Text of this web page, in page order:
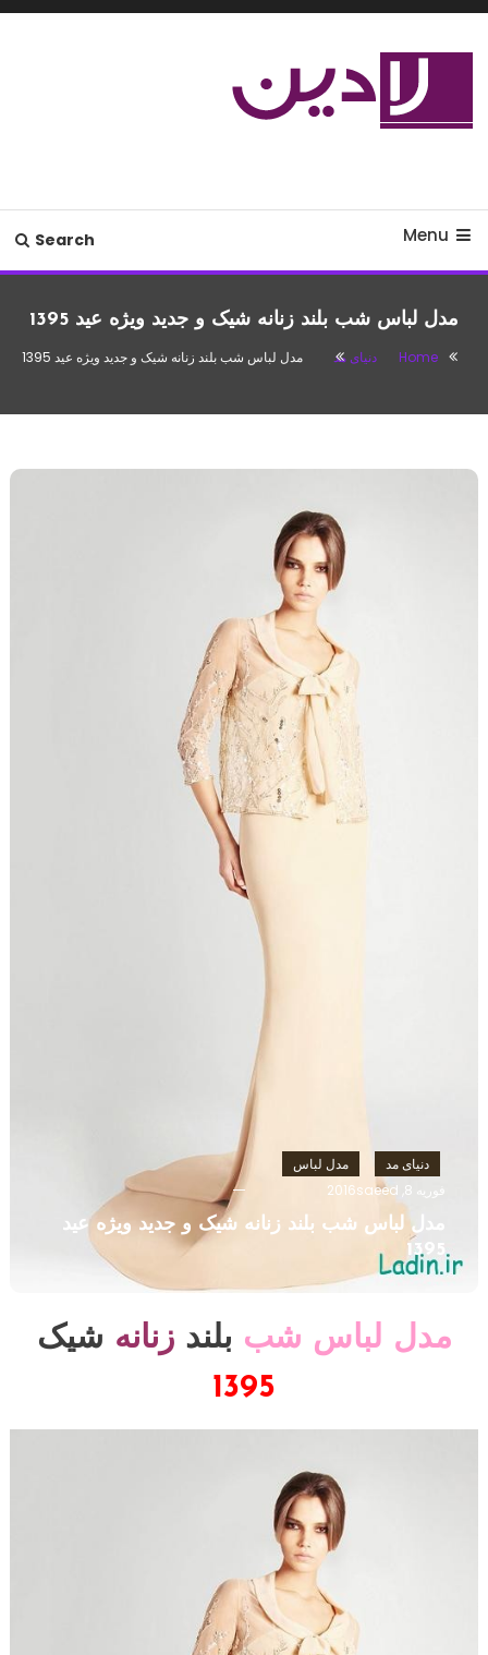
Skip
Menu
Search
مدل لباس شب بلند زنانه شیک و جدید ویژه عید 1395
Home دنیای مد مدل لباس شب بلند زنانه شیک و جدید ویژه عید 1395
دنیای مد
مدل لباس
فوریه 8, 2016
saeed
مدل لباس شب بلند زنانه شیک و جدید ویژه عید
1395
مدل لباس شب بلندزنانه شیک
1395